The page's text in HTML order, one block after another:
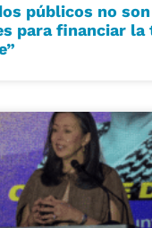
públicos no son
para financiar la